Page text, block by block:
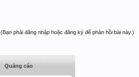
(Bạn phải đăng nhập hoặc đăng ký để phản hồi bài này.)
Quảng cáo